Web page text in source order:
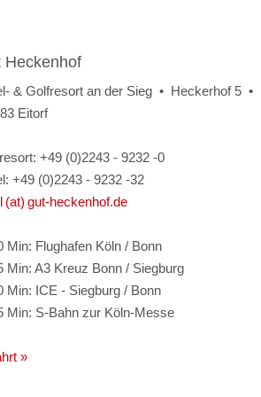
Heckenhof
& Golfresort an der Sieg • Heckerhof 5 •
Eitorf
+49 (0)2243 - 9232 -0
+49 (0)2243 - 9232 -32
(at) gut-heckenhof.de
Min: Flughafen Köln / Bonn
Min: A3 Kreuz Bonn / Siegburg
Min: ICE - Siegburg / Bonn
Min: S-Bahn zur Köln-Messe
»